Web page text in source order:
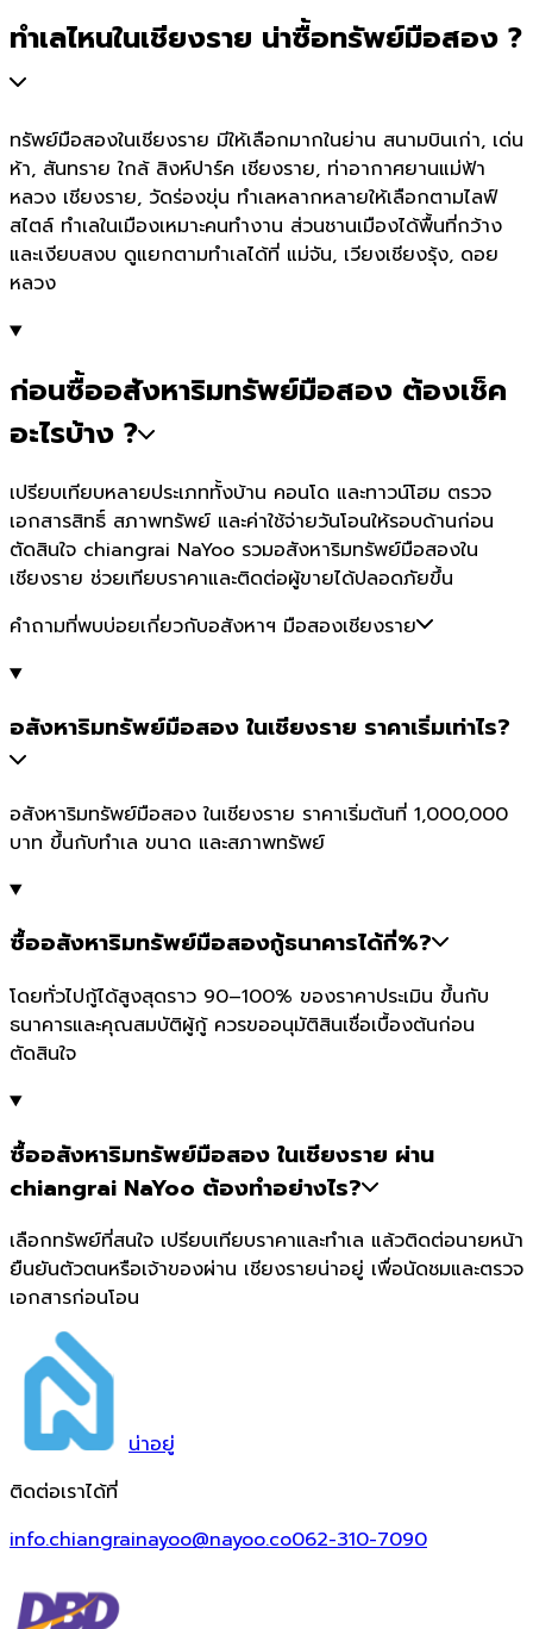
ทำเลไหนในเชียงราย น่าซื้อทรัพย์มือสอง ?
ทรัพย์มือสองในเชียงราย มีให้เลือกมากในย่าน สนามบินเก่า, เด่น
ห้า, สันทราย ใกล้ สิงห์ปาร์ค เชียงราย, ท่าอากาศยานแม่ฟ้า
หลวง เชียงราย, วัดร่องขุ่น ทำเลหลากหลายให้เลือกตามไลฟ์
สไตล์ ทำเลในเมืองเหมาะคนทำงาน ส่วนชานเมืองได้พื้นที่กว้าง
และเงียบสงบ ดูแยกตามทำเลได้ที่ แม่จัน, เวียงเชียงรุ้ง, ดอย
หลวง
ก่อนซื้ออสังหาริมทรัพย์มือสอง ต้องเช็ค
อะไรบ้าง ?
เปรียบเทียบหลายประเภททั้งบ้าน คอนโด และทาวน์โฮม ตรวจ
เอกสารสิทธิ์ สภาพทรัพย์ และค่าใช้จ่ายวันโอนให้รอบด้านก่อน
ตัดสินใจ chiangrai NaYoo รวมอสังหาริมทรัพย์มือสองใน
เชียงราย ช่วยเทียบราคาและติดต่อผู้ขายได้ปลอดภัยขึ้น
คำถามที่พบบ่อยเกี่ยวกับอสังหาฯ มือสองเชียงราย
อสังหาริมทรัพย์มือสอง ในเชียงราย ราคาเริ่มเท่าไร?
อสังหาริมทรัพย์มือสอง ในเชียงราย ราคาเริ่มต้นที่ 1,000,000
บาท ขึ้นกับทำเล ขนาด และสภาพทรัพย์
ซื้ออสังหาริมทรัพย์มือสองกู้ธนาคารได้กี่%?
โดยทั่วไปกู้ได้สูงสุดราว 90–100% ของราคาประเมิน ขึ้นกับ
ธนาคารและคุณสมบัติผู้กู้ ควรขออนุมัติสินเชื่อเบื้องต้นก่อน
ตัดสินใจ
ซื้ออสังหาริมทรัพย์มือสอง ในเชียงราย ผ่าน
chiangrai NaYoo ต้องทำอย่างไร?
เลือกทรัพย์ที่สนใจ เปรียบเทียบราคาและทำเล แล้วติดต่อนายหน้า
ยืนยันตัวตนหรือเจ้าของผ่าน เชียงรายน่าอยู่ เพื่อนัดชมและตรวจ
เอกสารก่อนโอน
น่าอยู่
ติดต่อเราได้ที่
info.chiangrainayoo@nayoo.co062-310-7090